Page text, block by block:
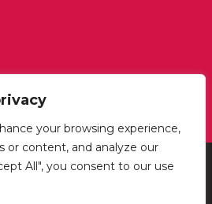
your browsing experience,
or content, and analyze our
All", you consent to our use
arm of Outlook Coop | VAT: MT1389-6722